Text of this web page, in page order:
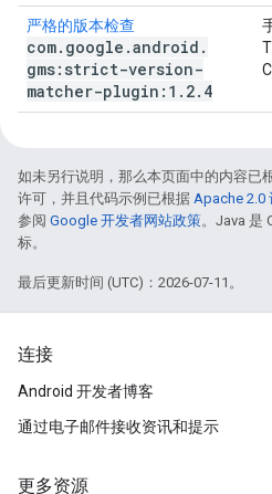
严格的版本检查
com. google .android .
gms:strict-version-
matcher-plugin:1 . 2. 4
如未另行说明，那么本页面中的内容已
许可，并且代码示例已根据 Apache 2.0
参阅 Google 开发者网站政策。Java 是
标。
最后更新时间 (UTC)：2026-07-11。
连接
Android 开发者博客
通过电子邮件接收资讯和提示
更多资源